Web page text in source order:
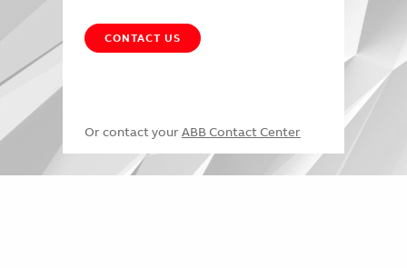
CONTACT US
Or contact your ABB Contact Center